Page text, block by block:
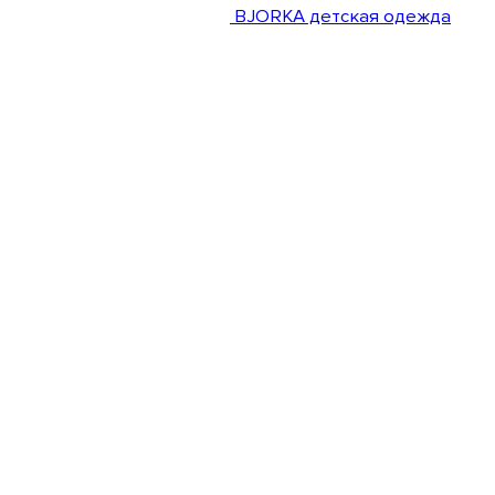
BJORKA детская одежда